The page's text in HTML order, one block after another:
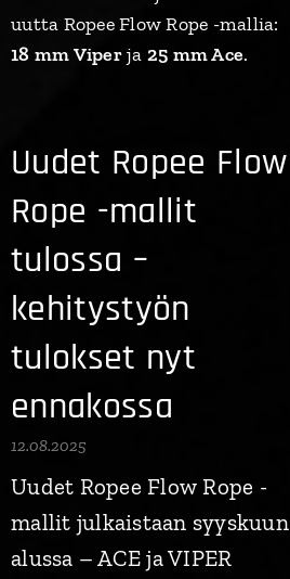
uutta Ropee Flow Rope -mallia:
18 mm Viperja 25 mm Ace.
Uudet Ropee Flow
Rope -mallit
tulossa –
kehitystyön
tulokset nyt
ennakossa
12.08.2025
Uudet Ropee Flow Rope -
mallit julkaistaan syyskuun
alussa – ACE ja VIPER